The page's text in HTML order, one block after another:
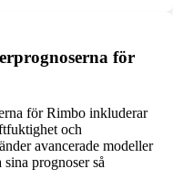
för
för Rimbo inkluderar
och
avancerade modeller
prognoser så